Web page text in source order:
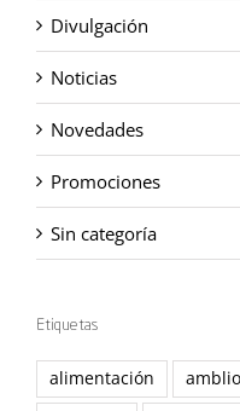
Divulgación
Noticias
Novedades
Promociones
Sin categoría
Etiquetas
alimentación